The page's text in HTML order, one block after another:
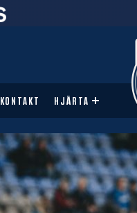
KONTAKT HJÄRTA